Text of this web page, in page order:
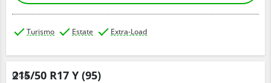
Turismo Estate Extra-Load
215/50 R17 Y (95)
Q.tà